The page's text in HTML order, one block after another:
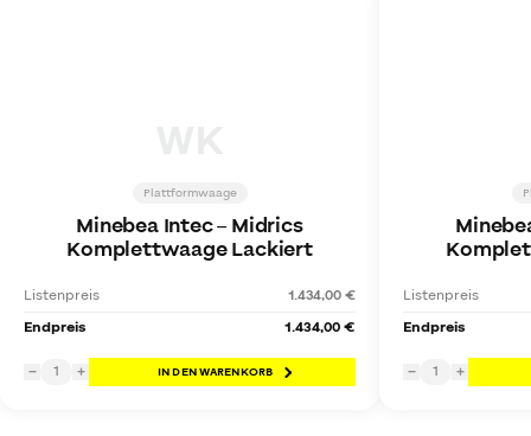
Plattformwaage
Minebea Intec–Midrics
Komplettwaage Lackiert
Listenpreis
1.434,00 €
Endpreis
1.434,00 €
− 1 + IN DEN WARENKORB
Listenpreis
Endpreis
− 1 +